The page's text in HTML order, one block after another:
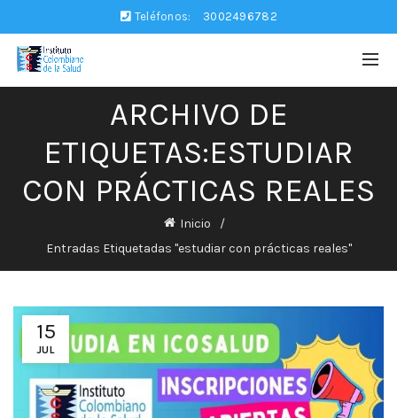
Teléfonos: 3002496782
ARCHIVO DE
ETIQUETAS:ESTUDIAR
CON PRÁCTICAS REALES
Inicio
Entradas Etiquetadas "estudiar con prácticas reales"
15
JUL